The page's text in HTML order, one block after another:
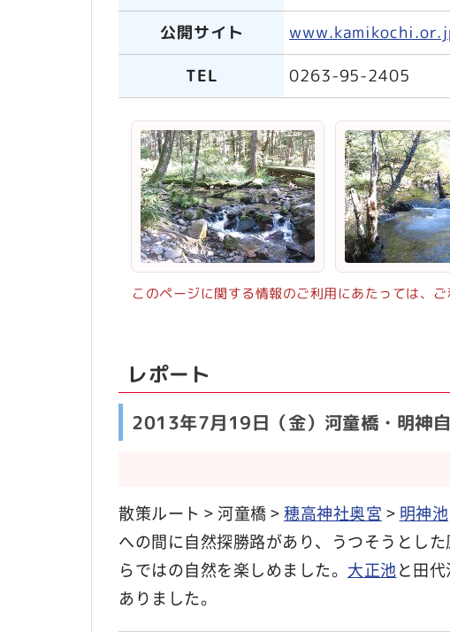
公開サイト
TEL
0263-95-2405
このページに関する情報のご利用にあたっては、
レポート
2013年7月19日（金）河童橋・明神
散策ルート > 河童橋 >穂高神社奥宮 > 明神池
への間に自然探勝路があり、うつそうとし
らではの自然を楽しめました。 大正池と田
ありました。